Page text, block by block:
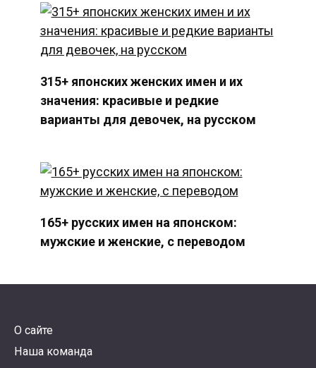
315+ японских женских имен и их
значения: красивые и редкие
варианты для девочек, на русском
165+ русских имен на японском:
мужские и женские, с переводом
О сайте
Наша команда